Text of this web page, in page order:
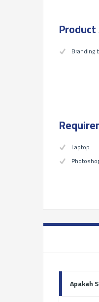
Branding
Laptop
Apakah